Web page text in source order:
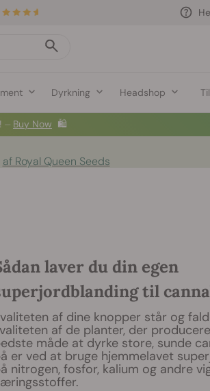
Dyrkning Headshop
⏤ Buy Now 🛍️
af Royal Queen Seeds
laver du din egen
til
af dine knopper står og
af de planter, der
måde at dyrke store, sunde
er ved at bruge hjemmelavet
nitrogen, fosfor, kalium og andre